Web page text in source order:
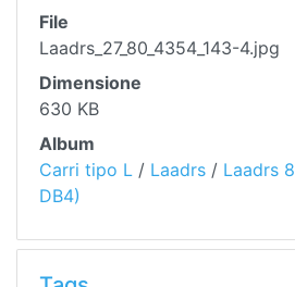
File
Laadrs_27_80_4354_143-4.jpg
Dimensione
630 KB
Album
Carri tipo L / Laadrs / Laadrs
DB4)